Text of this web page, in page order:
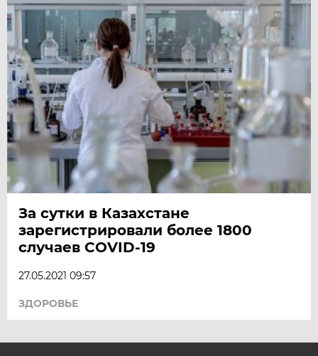
За сутки в Казахстане
зарегистрировали более 1800
случаев COVID-19
27.05.2021 09:57
ЗДОРОВЬЕ